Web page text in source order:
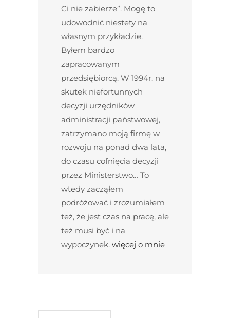
Ci nie zabierze”. Mogę to
udowodnić niestety na
własnym przykładzie.
Byłem bardzo
zapracowanym
przedsiębiorcą. W 1994r. na
skutek niefortunnych
decyzji urzędników
administracji państwowej,
zatrzymano moją firmę w
rozwoju na ponad dwa lata,
do czasu cofnięcia decyzji
przez Ministerstwo… To
wtedy zacząłem
podróżować i zrozumiałem
też, że jest czas na pracę, ale
też musi być i na
wypoczynek. więcej o mnie